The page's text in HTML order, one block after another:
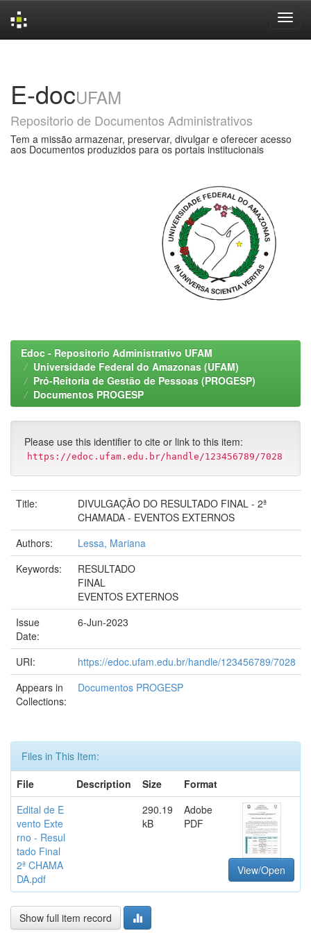
E-docUFAM
Repositorio de Documentos Administrativos
Tem a missão armazenar, preservar, divulgar e oferecer acesso
aos Documentos produzidos para os portais institucionais
Edoc - Repositorio Administrativo UFAM
Universidade Federal do Amazonas (UFAM)
Pró-Reitoria de Gestão de Pessoas (PROGESP)
Documentos PROGESP
Please use this identifier to cite or link to this item:
https://edoc.ufam.edu.br/handle/123456789/7028
Title:
DIVULGAÇÃO DO RESULTADO FINAL - 2ª
CHAMADA - EVENTOS EXTERNOS
Authors:
Lessa, Mariana
Keywords:
RESULTADO
FINAL
EVENTOS EXTERNOS
Issue
Date:
6-Jun-2023
URI:
https://edoc.ufam.edu.br/handle/123456789/7028
Appears in
Collections:
Documentos PROGESP
Files in This Item:
File
Description Size
Format
Edital de E
vento Exte
rno - Resul
tado Final
2ª CHAMA
DA.pdf
290.19
kB
Adobe
PDF
View/Open
Show full item record